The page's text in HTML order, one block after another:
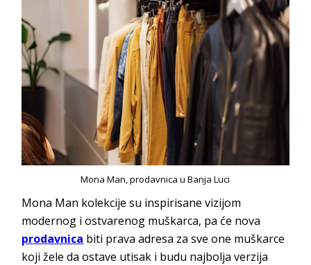
Mona Man, prodavnica u Banja Luci
Mona Man kolekcije su inspirisane vizijom
modernog i ostvarenog muškarca, pa će nova
prodavnica biti prava adresa za sve one muškarce
koji žele da ostave utisak i budu najbolja verzija